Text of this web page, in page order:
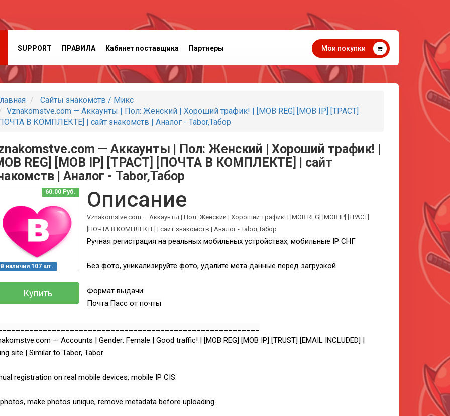
SUPPORT ПРАВИЛА Кабинет поставщика Партнеры Мои покупки
Сайты знакомств / Микс
Vznakomstve.com — Аккаунты | Пол: Женский | Хороший трафик! | [MOB REG] [MOB IP] [ТРАСТ]
В КОМПЛЕКТЕ] | сайт знакомств | Аналог - Tabor,Табор
— Аккаунты | Пол: Женский | Хороший трафик! |
REG] [MOB IP] [ТРАСТ] [ПОЧТА В КОМПЛЕКТЕ] | сайт
| Аналог - Tabor,Табор
В наличии 107 шт.
60.00 Руб.
Купить
Описание
Vznakomstve.com — Аккаунты | Пол: Женский | Хороший трафик! | [MOB REG] [MOB IP] [ТРАСТ]
[ПОЧТА В КОМПЛЕКТЕ] | сайт знакомств | Аналог - Tabor,Табор
Ручная регистрация на реальных мобильных устройствах, мобильные IP СНГ
Без фото, уникализируйте фото, удалите мета данные перед загрузкой.
Формат выдачи:
Почта:Пасс от почты
— Accounts | Gender: Female | Good traffic! | [MOB REG] [MOB IP] [TRUST] [EMAIL INCLUDED] |
site | Similar to Tabor, Tabor
registration on real mobile devices, mobile IP CIS.
make photos unique, remove metadata before uploading.
Всего позиций в корзине
Сумма к оплате (без скидок)